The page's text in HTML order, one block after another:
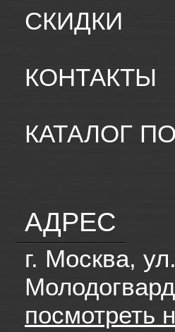
СКИДКИ
КОНТАКТЫ
КАТАЛОГ
АДРЕС
г. Москва, ул.
посмотреть